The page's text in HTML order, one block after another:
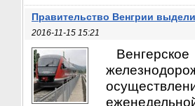
Правительство Венгрии
2016-11-15 15:21